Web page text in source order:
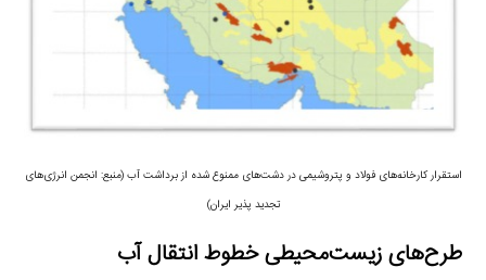
استقرار کارخانه‌های فولاد و پتروشیمی در دشت‌های ممنوع شده از برداشت آب (منبع: انجمن انرژی‌های
تجدید پذیر ایران)
طرح‌های زیست‌محیطی خطوط انتقال آب